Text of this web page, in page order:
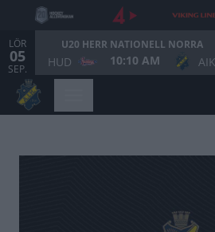
LÖR
05
SEP.
U20 HERR NATIONELL NORRA
HUD 10:10 AM AIK